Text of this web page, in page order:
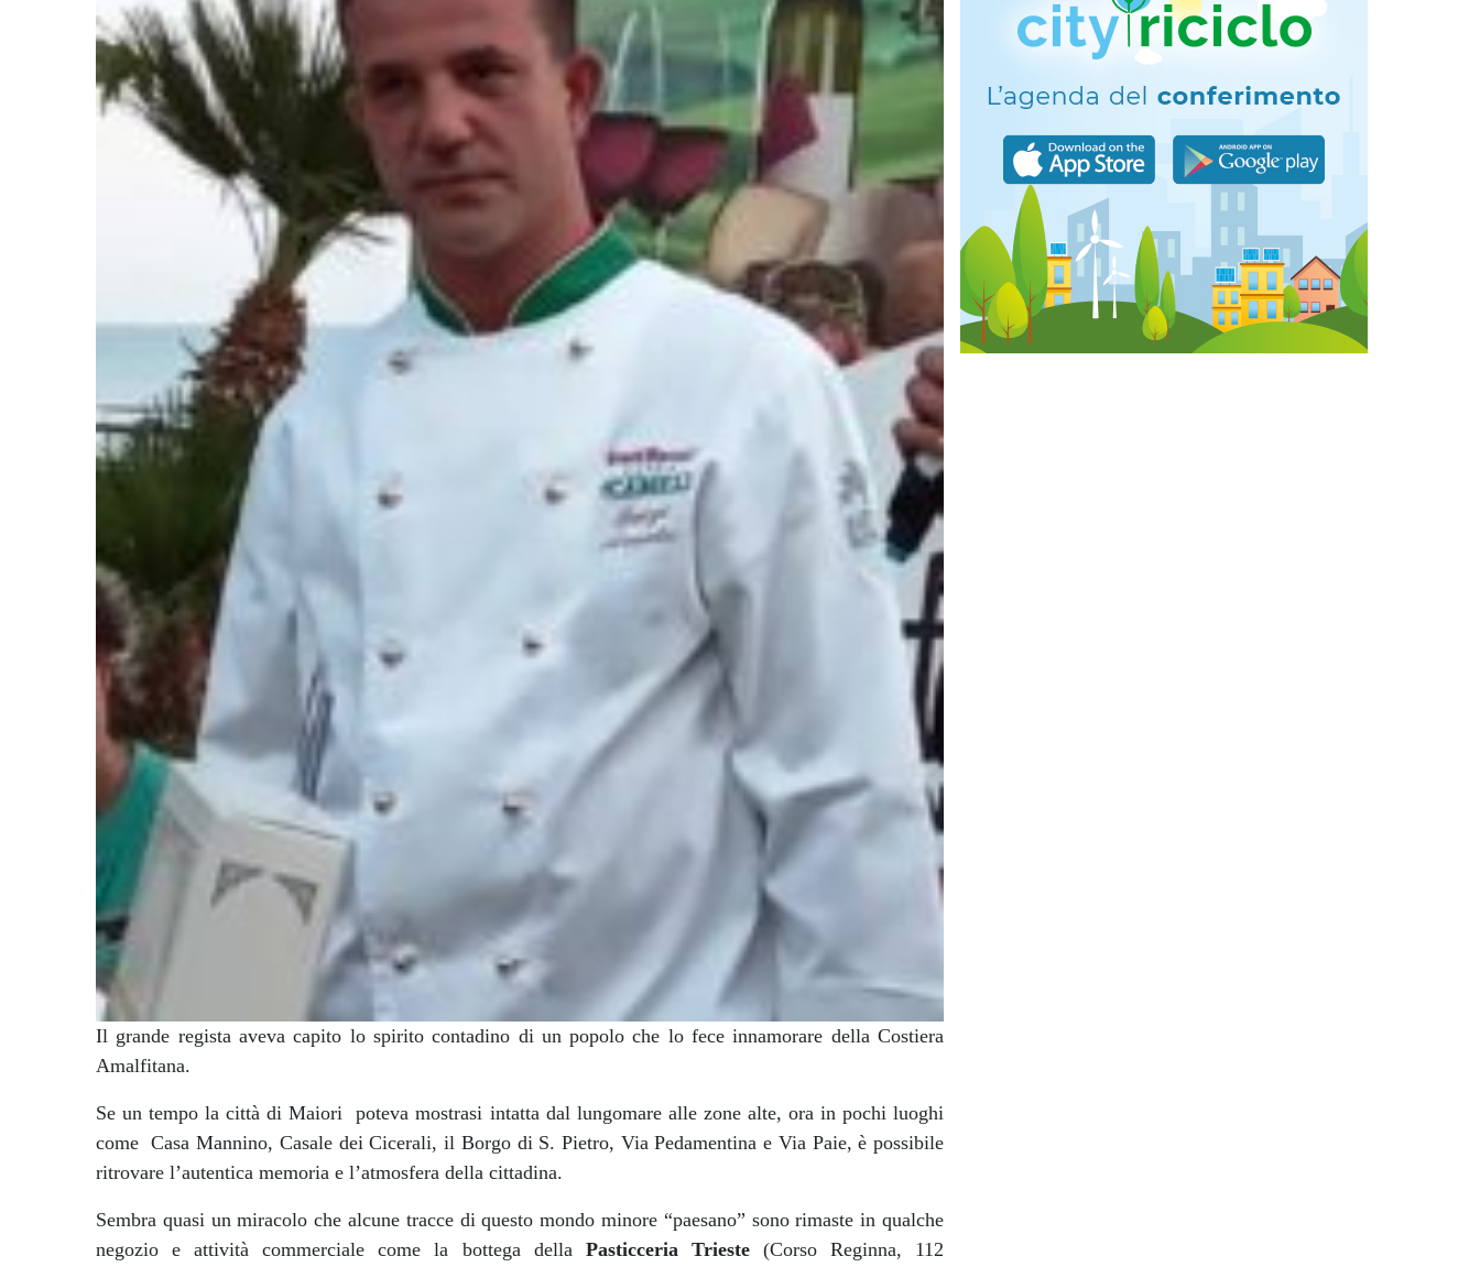
Il grande regista aveva capito lo spirito contadino di un popolo che lo fece innamorare della Costiera
Amalfitana.
Se un tempo la città di Maiori poteva mostrasi intatta dal lungomare alle zone alte, ora in pochi luoghi
come Casa Mannino, Casale dei Cicerali, il Borgo di S. Pietro, Via Pedamentina e Via Paie, è possibile
ritrovare l’autentica memoria e l’atmosfera della cittadina.
Sembra quasi un miracolo che alcune tracce di questo mondo minore “paesano” sono rimaste in qualche
negozio e attività commerciale come la bottega della Pasticceria Trieste (Corso Reginna, 112